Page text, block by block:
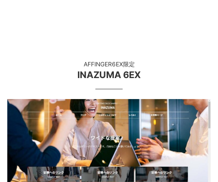
AFFINGER6EX限定
INAZUMA 6EX